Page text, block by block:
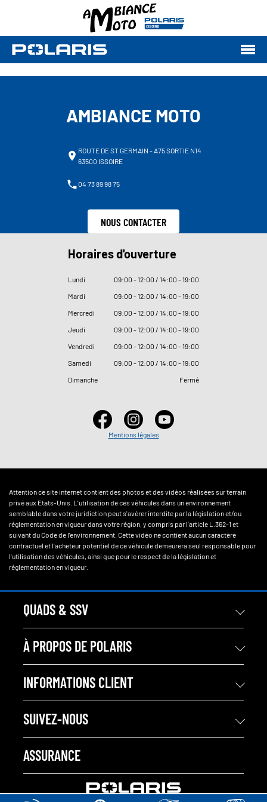
AMBIANCE MOTO
ROUTE DE ST GERMAIN - A75 SORTIE N14
63500 ISSOIRE
04 73 89 98 75
NOUS CONTACTER
Horaires d'ouverture
Lundi 09:00 - 12:00 / 14:00 - 19:00
Mardi
09:00 - 12:00 / 14:00 - 19:00
Mercredi
09:00 - 12:00 / 14:00 - 19:00
Jeudi
09:00 - 12:00 / 14:00 - 19:00
Vendredi
09:00 - 12:00 / 14:00 - 19:00
Samedi
09:00 - 12:00 / 14:00 - 19:00
Dimanche
Fermé
Mentions légales
Attention ce site internet contient des photos et des vidéos réalisées sur terrain
privé aux Etats-Unis. L'utilisation de ces véhicules dans un environnement
semblable dans votre juridiction peut s'avérer interdite par la législation et/ou
réglementation en vigueur dans votre région, y compris par l'article L.362-1 et
suivant du Code de l'environnement. Cette vidéo ne contient aucun caractère
contractuel et l'acheteur potentiel de ce véhicule demeurera seul responsable pour
l'utilisation des véhicules, ainsi que pour le respect de la législation et
réglementation en vigueur.
QUADS & SSV
À PROPOS DE POLARIS
INFORMATIONS CLIENT
SUIVEZ-NOUS
ASSURANCE